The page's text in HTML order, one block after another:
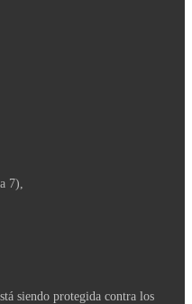
7),
siendo protegida contra los